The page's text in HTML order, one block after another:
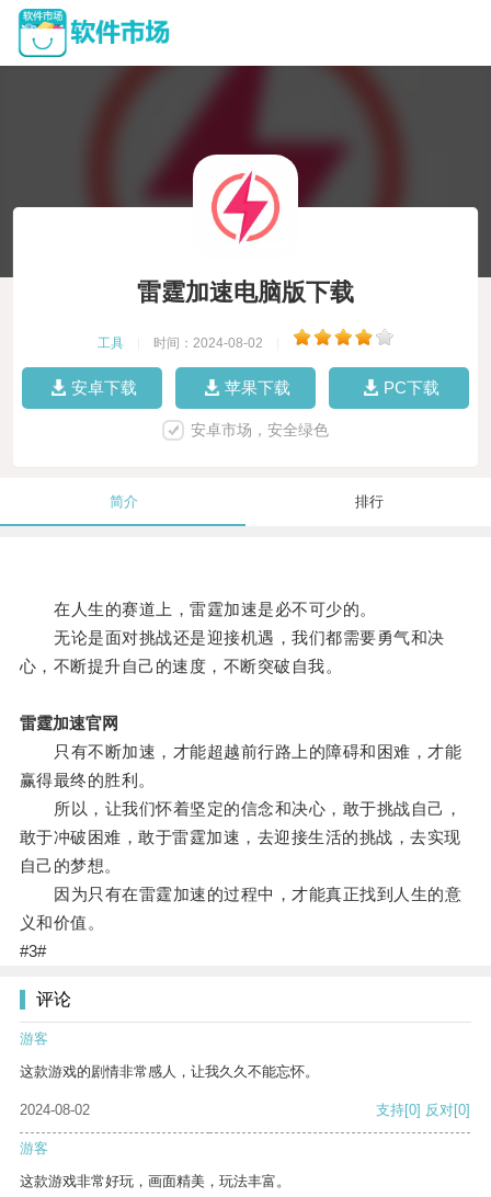
雷霆加速电脑版下载
工具 时间：2024-08-02
安卓下载 苹果下载 PC下载
安卓市场，安全绿色
简介 排行
在人生的赛道上，雷霆加速是必不可少的。
无论是面对挑战还是迎接机遇，我们都需要勇气和决
心，不断提升自己的速度，不断突破自我。
雷霆加速官网
只有不断加速，才能超越前行路上的障碍和困难，才能
赢得最终的胜利。
所以，让我们怀着坚定的信念和决心，敢于挑战自己，
敢于冲破困难，敢于雷霆加速，去迎接生活的挑战，去实现
自己的梦想。
因为只有在雷霆加速的过程中，才能真正找到人生的意
义和价值。
#3#
评论
游客
这款游戏的剧情非常感人，让我久久不能忘怀。
2024-08-02 支持[0] 反对[0]
游客
这款游戏非常好玩，画面精美，玩法丰富。